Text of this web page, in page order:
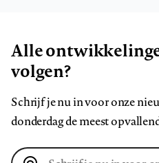
Alle
volgen?
Schrijf je nu in voor onze
donderdag de meest